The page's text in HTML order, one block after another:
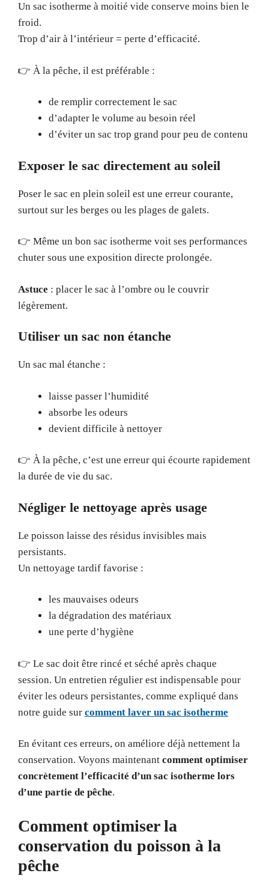
Un sac isotherme à moitié vide conserve moins bien le
froid.
Trop d’air à l’intérieur = perte d’efficacité.
👉 À la pêche, il est préférable :
de remplir correctement le sac
d’adapter le volume au besoin réel
d’éviter un sac trop grand pour peu de contenu
Exposer le sac directement au soleil
Poser le sac en plein soleil est une erreur courante,
surtout sur les berges ou les plages de galets.
👉 Même un bon sac isotherme voit ses performances
chuter sous une exposition directe prolongée.
Astuce : placer le sac à l’ombre ou le couvrir
légèrement.
Utiliser un sac non étanche
Un sac mal étanche :
laisse passer l’humidité
absorbe les odeurs
devient difficile à nettoyer
👉 À la pêche, c’est une erreur qui écourte rapidement
la durée de vie du sac.
Négliger le nettoyage après usage
Le poisson laisse des résidus invisibles mais
persistants.
Un nettoyage tardif favorise :
les mauvaises odeurs
la dégradation des matériaux
une perte d’hygiène
👉 Le sac doit être rincé et séché après chaque
session. Un entretien régulier est indispensable pour
éviter les odeurs persistantes, comme expliqué dans
notre guide sur comment laver un sac isotherme
En évitant ces erreurs, on améliore déjà nettement la
conservation. Voyons maintenant comment optimiser
concrètement l’efficacité d’un sac isotherme lors
d’une partie de pêche.
Comment optimiser la
conservation du poisson à la
pêche